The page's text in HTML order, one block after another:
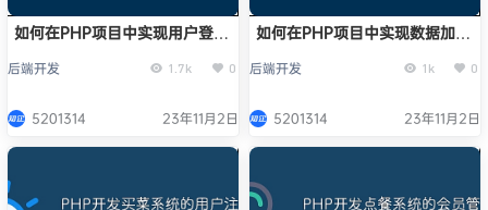
如何在PHP项目中实现用户登录
后端开发 1.7k 0
5201314 23年11月2日
如何在PHP项目中实现数据加密
后端开发 1k 0
5201314 23年11月2日